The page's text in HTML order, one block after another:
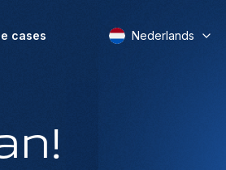
cases Nederlands